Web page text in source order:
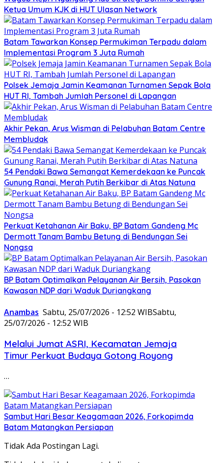
Ketua Umum KJK di HUT Ulasan Network
Batam Tawarkan Konsep Permukiman Terpadu dalam
Implementasi Program 3 Juta Rumah
Polsek Jemaja Jamin Keamanan Turnamen Sepak Bola
HUT RI, Tambah Jumlah Personel di Lapangan
Akhir Pekan, Arus Wisman di Pelabuhan Batam Centre
Membludak
54 Pendaki Bawa Semangat Kemerdekaan ke Puncak
Gunung Ranai, Merah Putih Berkibar di Atas Natuna
Perkuat Ketahanan Air Baku, BP Batam Gandeng Mc
Dermott Tanam Bambu Betung di Bendungan Sei
Nongsa
BP Batam Optimalkan Pelayanan Air Bersih, Pasokan
Kawasan NDP dari Waduk Duriangkang
Anambas Sabtu, 25/07/2026 - 12:52 WIBSabtu,
25/07/2026 - 12:52 WIB
Melalui Jumat ASRI, Kecamatan Jemaja
Timur Perkuat Budaya Gotong Royong
…
Sambut Hari Besar Keagamaan 2026, Forkopimda
Batam Matangkan Persiapan
Tidak Ada Postingan Lagi.